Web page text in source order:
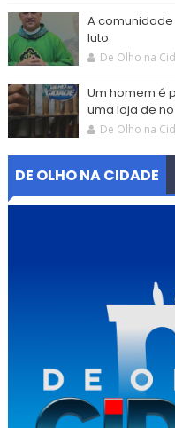
A
luto.
De Olho na
Um homem é
uma loja de
De Olho na
DE OLHO NA CIDADE